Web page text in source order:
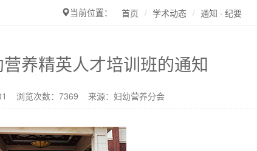
当前位置： 首页 学术动态 通知 · 纪要
养精英人才培训班的通知
浏览次数： 7369 来源：妇幼营养分会